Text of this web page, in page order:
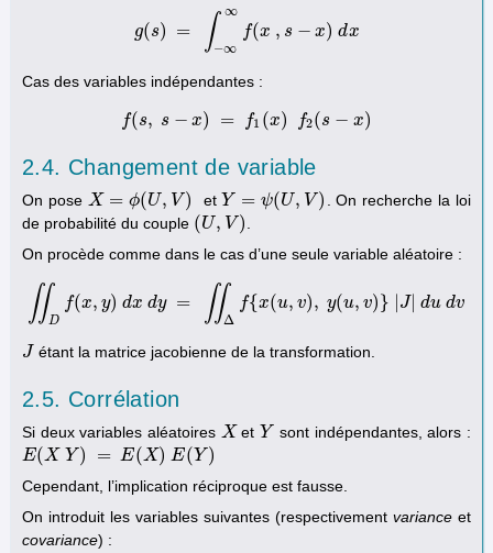
g(s) = ∫ ∞
−∞
f(x , s − x) dx
(s) ∫ ∞f(x s −x) dx
Cas des variables indépendantes :
f(s, s − x) = f1 (x) f2(s − x)
f s, s−x = 1(x) f2 s−x )
2.4. Changement de variable
On pose X = ϕ(U, V )
X= ϕ(U,V ) et Y = ψ(U, V )
Y= ψ( U,V)
. On recherche la loi
de probabilité du couple (U, V )
( U,V )
On procède comme dans le cas d’une seule variable aléatoire :
∬D
f(x, y) dx dy = ∬Δ
f{x(u, v), y(u, v) } J| du dv
∬D (x,y ) dx dy ∬Δ {x( u,v), y(u,v )} |J| du d
J
J étant la matrice jacobienne de la transformation.
2.5. Corrélation
Si deux variables aléatoires X
X et Y
Y sont indépendantes, alors :
E(X Y) = E(X) E(Y)
E(X Y ) = (X) E(Y)
Cependant, l’implication réciproque est fausse.
On introduit les variables suivantes (respectivement variance et
covariance) :